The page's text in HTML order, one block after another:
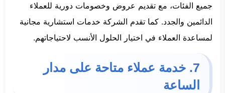
جميع الفئات، مع تقديم عروض وخصومات دورية للعملاء
الدائمين والجدد. كما تقدم الشركة خدمات استشارية مجانية
لمساعدة العملاء في اختيار الحلول الأنسب لاحتياجاتهم.
7. خدمة عملاء متاحة على مدار
الساعة